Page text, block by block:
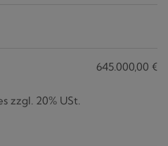
645.000,00 €
zzgl. 20% USt.